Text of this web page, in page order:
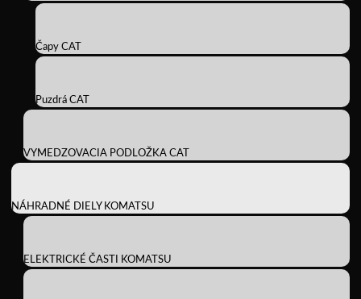
Čapy CAT
Puzdrá CAT
VYMEDZOVACIA PODLOŽKA CAT
NÁHRADNÉ DIELY KOMATSU
ELEKTRICKÉ ČASTI KOMATSU